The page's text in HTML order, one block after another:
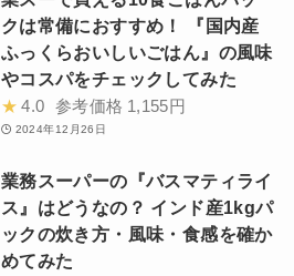
クは常備におすすめ！ 『国内産
ふっくらおいしいごはん』の風味
やコスパをチェックしてみた
★ 4.0 参考価格 1,155円
2024年12月26日
業務スーパーの『バスマティライ
ス』はどうなの？ インド産1kgパ
ックの炊き方・風味・食感を確か
めてみた